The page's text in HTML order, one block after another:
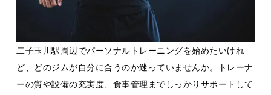
二子玉川駅周辺でパーソナルトレーニングを始めたいけれ
ど、どのジムが自分に合うのか迷っていませんか。トレーナ
ーの質や設備の充実度、食事管理までしっかりサポートして